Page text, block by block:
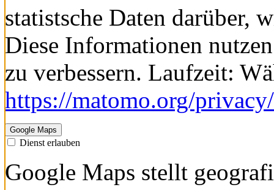
Dienst erlauben
Cookie von Matomo für
statistsche Daten darüber,
Diese Informationen
zu verbessern. Laufzeit:
https://matomo.org/privacy/
Google Maps